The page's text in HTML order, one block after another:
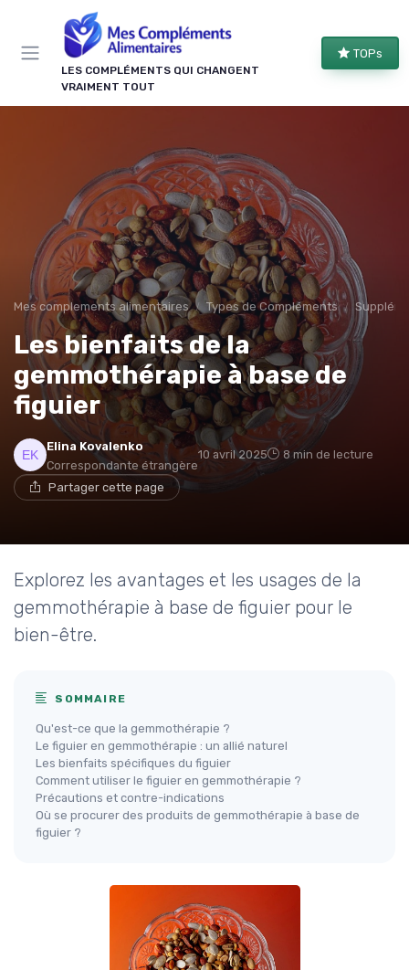
LES COMPLÉMENTS QUI CHANGENT
VRAIMENT TOUT
TOPs
Mes complements alimentaires Types de Compléments
Les bienfaits de la
gemmothérapie à base de
figuier
Elina Kovalenko
Correspondante étrangère
10 avril 2025 8 min de lecture
Partager cette page
Explorez les avantages et les usages de la
gemmothérapie à base de figuier pour le
bien-être.
SOMMAIRE
Qu'est-ce que la gemmothérapie ?
Le figuier en gemmothérapie : un allié naturel
Les bienfaits spécifiques du figuier
Comment utiliser le figuier en gemmothérapie ?
Précautions et contre-indications
Où se procurer des produits de gemmothérapie à base de
figuier ?
Panneau de gestion des cookies